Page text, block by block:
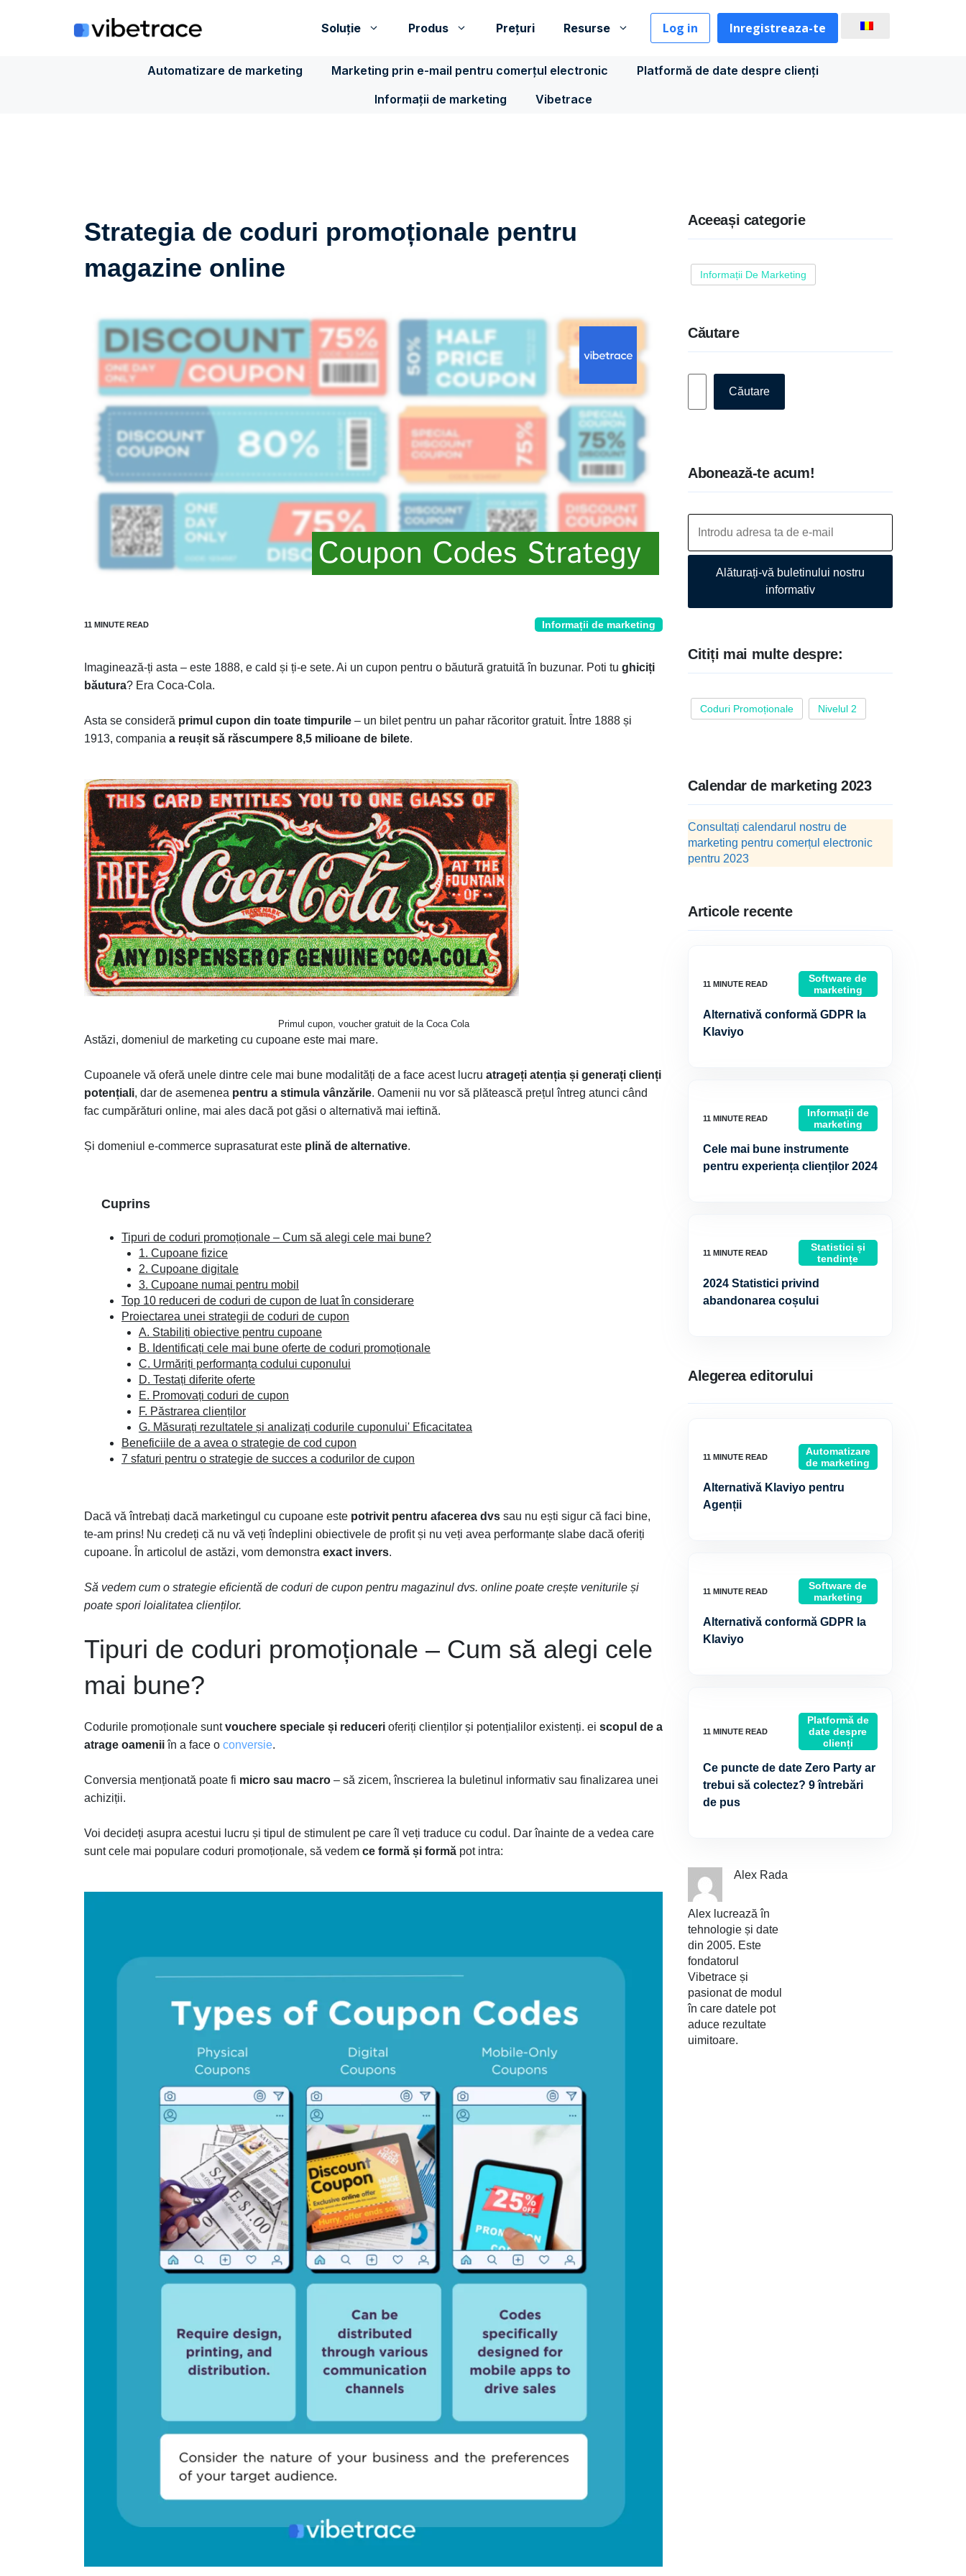
Soluţie Produs Prețuri Resurse Log in Inregistreaza-te
Automatizare de marketing Marketing prin e-mail pentru comerțul electronic
Platformă de date despre clienți
Informații de marketing
Vibetrace
Strategia de coduri promoționale pentru
magazine online
Informații de marketing
Imaginează-ți asta – este 1888, e cald și ți-e sete. Ai un cupon pentru o băutură gratuită în buzunar. Poti tu ghiciți
băutura? Era Coca-Cola.
Asta se consideră primul cupon din toate timpurile – un bilet pentru un pahar răcoritor gratuit. Între 1888 și
1913, compania a reușit să răscumpere 8,5 milioane de bilete.
Primul cupon, voucher gratuit de la Coca Cola
Astăzi, domeniul de marketing cu cupoane este mai mare.
Cupoanele vă oferă unele dintre cele mai bune modalități de a face acest lucru atrageți atenția și generați clienți
potențiali, dar de asemenea pentru a stimula vânzările. Oamenii nu vor să plătească prețul întreg atunci când
fac cumpărături online, mai ales dacă pot găsi o alternativă mai ieftină.
Și domeniul e-commerce suprasaturat este plină de alternative.
Cuprins
Tipuri de coduri promoționale – Cum să alegi cele mai bune?
1. Cupoane fizice
2. Cupoane digitale
3. Cupoane numai pentru mobil
Top 10 reduceri de coduri de cupon de luat în considerare
Proiectarea unei strategii de coduri de cupon
A. Stabiliți obiective pentru cupoane
B. Identificați cele mai bune oferte de coduri promoționale
C. Urmăriți performanța codului cuponului
D. Testați diferite oferte
E. Promovați coduri de cupon
F. Păstrarea clienților
G. Măsurați rezultatele și analizați codurile cuponului' Eficacitatea
Beneficiile de a avea o strategie de cod cupon
7 sfaturi pentru o strategie de succes a codurilor de cupon
Dacă vă întrebați dacă marketingul cu cupoane este potrivit pentru afacerea dvs sau nu ești sigur că faci bine,
te-am prins! Nu credeți că nu vă veți îndeplini obiectivele de profit și nu veți avea performanțe slabe dacă oferiți
cupoane. În articolul de astăzi, vom demonstra exact invers.
Să vedem cum o strategie eficientă de coduri de cupon pentru magazinul dvs. online poate crește veniturile și
poate spori loialitatea clienților.
Tipuri de coduri promoționale – Cum să alegi cele
mai bune?
Codurile promoționale suntvouchere speciale și reduceri oferiți clienților și potențialilor existenți. ei scopul de a
atrage oameniiîn a face o conversie.
Conversia menționată poate fi micro sau macro – să zicem, înscrierea la buletinul informativ sau finalizarea unei
achiziții.
Voi decideți asupra acestui lucru și tipul de stimulent pe care îl veți traduce cu codul. Dar înainte de a vedea care
sunt cele mai populare coduri promoționale, să vedem ce formă și formă pot intra:
Aceeași categorie
Informații De Marketing
Căutare
Căutare
Abonează-te acum!
Alăturați-vă buletinului nostru
informativ
Citiți mai multe despre:
Coduri Promoționale Nivelul 2
Calendar de marketing 2023
Consultați calendarul nostru de
marketing pentru comerțul electronic
pentru 2023
Articole recente
Software de
marketing
Alternativă conformă GDPR la
Klaviyo
Informații de
marketing
Cele mai bune instrumente
pentru experiența clienților 2024
Statistici și
tendințe
2024 Statistici privind
abandonarea coșului
Alegerea editorului
Automatizare
de marketing
Alternativă Klaviyo pentru
Agenții
Software de
marketing
Alternativă conformă GDPR la
Klaviyo
Platformă de
date despre
clienți
Ce puncte de date Zero Party ar
trebui să colectez? 9 întrebări
de pus
Alex Rada
Alex lucrează în
tehnologie și date
din 2005. Este
fondatorul
Vibetrace și
pasionat de modul
în care datele pot
aduce rezultate
uimitoare.